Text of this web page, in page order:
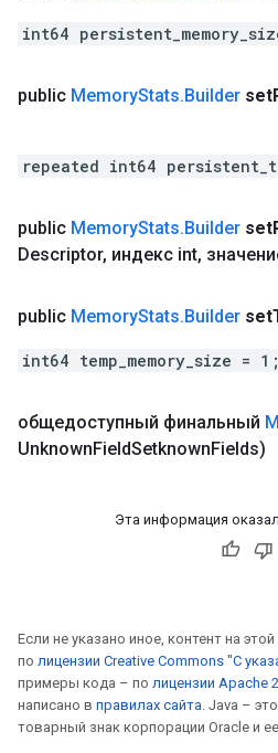
int64
public MemoryStats.Builder set
repeated int64
public MemoryStats.Builder set
Descriptor, индекс int,
public MemoryStats.Builder set
int64 temp_memory_size = 1;
общедоступный финальный
UnknownFieldSetknownFields)
Эта информация
Если не указано иное, контент на
по лицензии Creative Commons "С
примеры кода – по лицензии Apache
написано в правилах сайта. Java –
товарный знак корпорации Oracle и